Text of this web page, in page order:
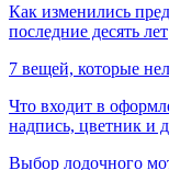
Как изменились
последние десять лет
7 вещей, которые
Что входит в
надпись, цветник и
Выбор лодочного